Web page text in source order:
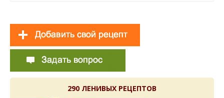
290 ЛЕНИВЫХ РЕЦЕПТОВ